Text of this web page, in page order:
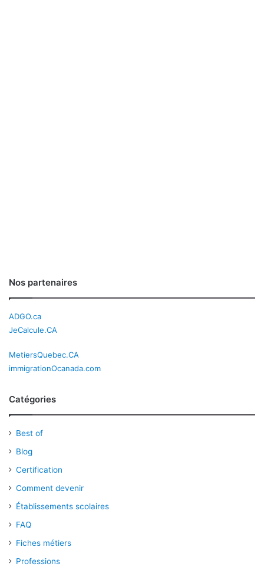
Nos partenaires
ADGO.ca
JeCalcule.CA
MetiersQuebec.CA
immigrationOcanada.com
Catégories
Best of
Blog
Certification
Comment devenir
Établissements scolaires
FAQ
Fiches métiers
Professions